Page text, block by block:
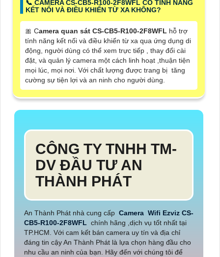
📞 CAMERA CS-CB5-R100-2F8WFL CÓ TÍNH NĂNG
KẾT NỐI VÀ ĐIỀU KHIỂN TỪ XA KHÔNG?
🎀 Camera quan sát CS-CB5-R100-2F8WFL hỗ trợ
tính năng kết nối và điều khiển từ xa qua ứng dụng di
động, người dùng có thể xem trực tiếp , thay đổi cài
đặt, và quản lý camera một cách linh hoạt ,thuận tiện
mọi lúc, mọi nơi. Với chất lượng được trang bị tăng
cường sự tiện lợi và an ninh cho người dùng.
CÔNG TY TNHH TM-
DV ĐẦU TƯ AN
THÀNH PHÁT
An Thành Phát nhà cung cấp Camera Wifi Ezviz CS-
CB5-R100-2F8WFL chính hãng ,dịch vụ tốt nhất tại
TP.HCM. Với cam kết bán camera uy tín và địa chỉ
đáng tin cậy An Thành Phát là lựa chọn hàng đầu cho
nhu cầu an ninh của bạn. Hãy đến với chúng tôi để